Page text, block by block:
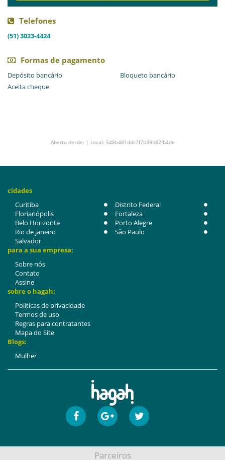
Telefones
(51) 3023-4424
Formas de pagamento
Depósito bancário
Bloqueto bancário
Aceita cheque
Aberto desde: | Local: 548b481ddc7f7b39b82fb4de
cidades
Curitiba
Distrito Federal
Florianópolis
Fortaleza
Belo Horizonte
Porto Alegre
Rio de janeiro
São Paulo
Salvador
para a sua empresa:
Sobre nós
Contato
Assine
sobre o hagah:
Politicas de privacidade
Termos de uso
Regras para contratantes
Mapa do Site
Blogs:
Mulher
Parceiros